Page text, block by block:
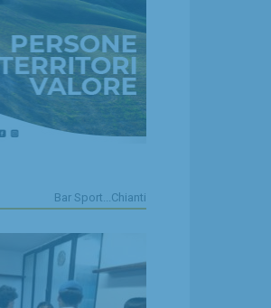
Bar Sport...Chianti